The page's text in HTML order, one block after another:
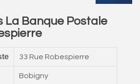
La Banque Postale
33 Rue Robespierre
Bobigny